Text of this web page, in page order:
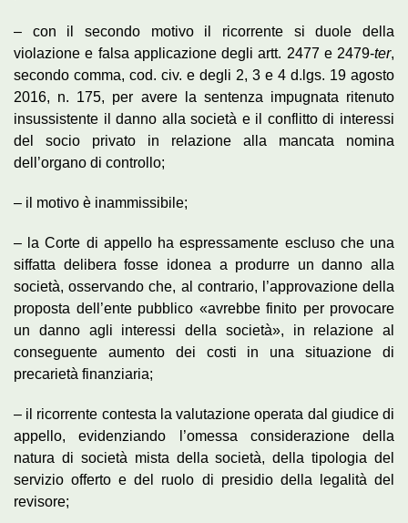
– con il secondo motivo il ricorrente si duole della
violazione e falsa applicazione degli artt. 2477 e 2479-ter,
secondo comma, cod. civ. e degli 2, 3 e 4 d.lgs. 19 agosto
2016, n. 175, per avere la sentenza impugnata ritenuto
insussistente il danno alla società e il conflitto di interessi
del socio privato in relazione alla mancata nomina
dell’organo di controllo;
– il motivo è inammissibile;
– la Corte di appello ha espressamente escluso che una
siffatta delibera fosse idonea a produrre un danno alla
società, osservando che, al contrario, l’approvazione della
proposta dell’ente pubblico «avrebbe finito per provocare
un danno agli interessi della società», in relazione al
conseguente aumento dei costi in una situazione di
precarietà finanziaria;
– il ricorrente contesta la valutazione operata dal giudice di
appello, evidenziando l’omessa considerazione della
natura di società mista della società, della tipologia del
servizio offerto e del ruolo di presidio della legalità del
revisore;